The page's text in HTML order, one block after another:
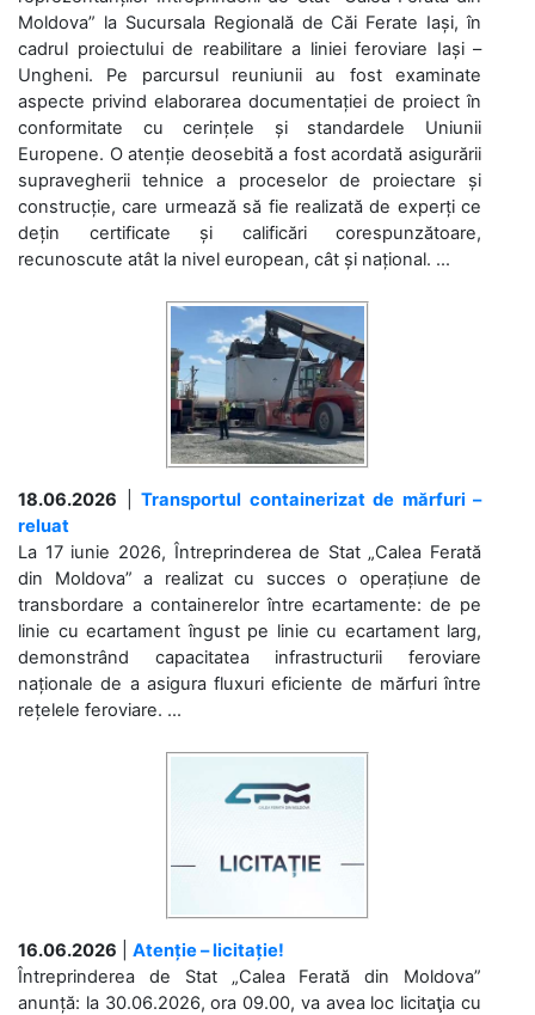
Moldova” la Sucursala Regională de Căi Ferate Iași, în
cadrul proiectului de reabilitare a liniei feroviare Iași –
Ungheni. Pe parcursul reuniunii au fost examinate
aspecte privind elaborarea documentației de proiect în
conformitate cu cerințele și standardele Uniunii
Europene. O atenție deosebită a fost acordată asigurării
supravegherii tehnice a proceselor de proiectare și
construcție, care urmează să fie realizată de experți ce
dețin certificate și calificări corespunzătoare,
recunoscute atât la nivel european, cât și național. ...
18.06.2026
Transportul containerizat de mărfuri –
reluat
La 17 iunie 2026, Întreprinderea de Stat „Calea Ferată
din Moldova” a realizat cu succes o operațiune de
transbordare a containerelor între ecartamente: de pe
linie cu ecartament îngust pe linie cu ecartament larg,
demonstrând capacitatea infrastructurii feroviare
naționale de a asigura fluxuri eficiente de mărfuri între
rețelele feroviare. ...
16.06.2026
Atenție – licitație!
Întreprinderea de Stat „Calea Ferată din Moldova”
anunță: la 30.06.2026, ora 09.00, va avea loc licitaţia cu